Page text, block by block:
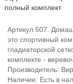
Артикул 507.
это спортивный
гладиаторской
комплекте -
Производитель:
Наличие: Есть в